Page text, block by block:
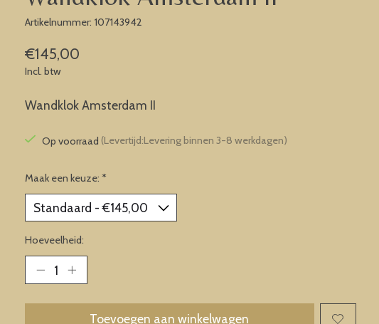
Artikelnummer: 107143942
€145,00
Incl. btw
Wandklok Amsterdam II
Op voorraad (Levertijd:Levering binnen 3-8 werkdagen)
Maak een keuze: *
Hoeveelheid:
Toevoegen aan winkelwagen